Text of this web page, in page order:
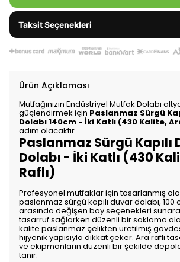
Taksit Seçenekleri
Ürün Açıklaması
Mutfağınızın Endüstriyel Mutfak Dolabı
güçlendirmek için Paslanmaz Sürgü
Dolabı 140cm - İki Katlı (430 Kalite,
adım olacaktır.
Paslanmaz Sürgü Kapılı
Dolabı - İki Katlı (430
Raflı)
Profesyonel mutfaklar için tasarlanmış
paslanmaz sürgü kapılı duvar dolabı, 100
arasında değişen boy seçenekleri
tasarruf sağlarken düzenli bir saklama
kalite paslanmaz çelikten üretilmiş
hijyenik yapısıyla dikkat çeker. Ara raflı
ve ekipmanların düzenli bir şekilde
tanır.